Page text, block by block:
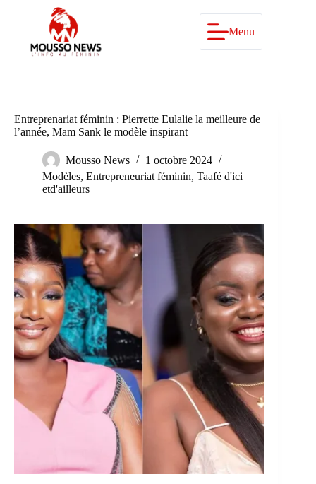
Menu
Entreprenariat féminin : Pierrette Eulalie la meilleure de
l’année, Mam Sank le modèle inspirant
Mousso News
1 octobre 2024
Modèles, Entrepreneuriat féminin, Taafé d'ici
etd'ailleurs